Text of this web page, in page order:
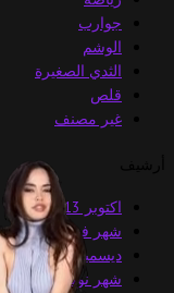
جوارب
الوشم
الثدي الصغيرة
قلص
غير مصنف
اكتوبر 2013
شهر فبراير 2013
ديسمبر 2012
شهر نوفمبر 2012